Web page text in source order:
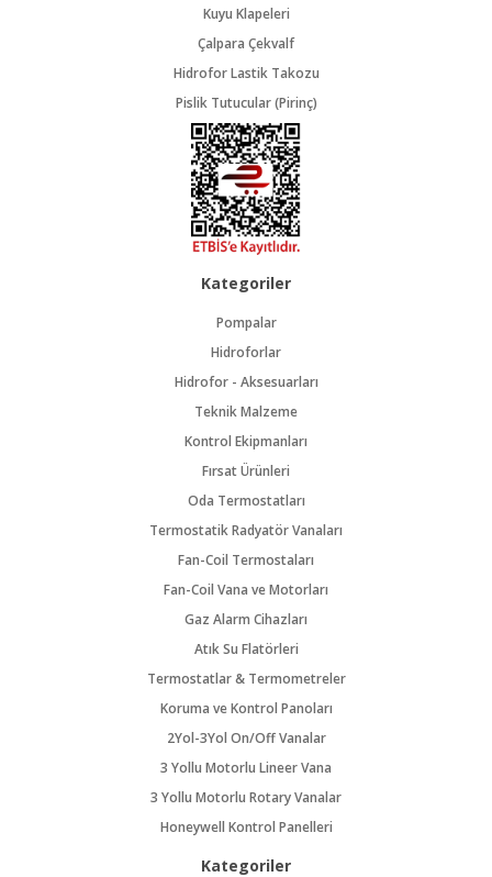
Kuyu Klapeleri
Çalpara Çekvalf
Hidrofor Lastik Takozu
Pislik Tutucular (Pirinç)
Kategoriler
Pompalar
Hidroforlar
Hidrofor - Aksesuarları
Teknik Malzeme
Kontrol Ekipmanları
Fırsat Ürünleri
Oda Termostatları
Termostatik Radyatör Vanaları
Fan-Coil Termostaları
Fan-Coil Vana ve Motorları
Gaz Alarm Cihazları
Atık Su Flatörleri
Termostatlar & Termometreler
Koruma ve Kontrol Panoları
2Yol-3Yol On/Off Vanalar
3 Yollu Motorlu Lineer Vana
3 Yollu Motorlu Rotary Vanalar
Honeywell Kontrol Panelleri
Kategoriler